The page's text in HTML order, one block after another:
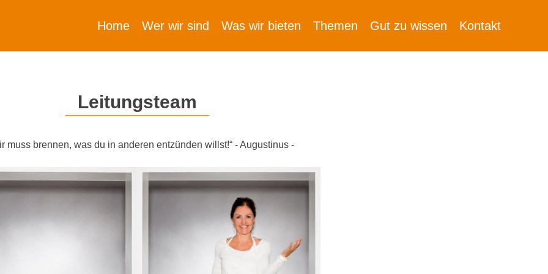
Home Wer wir sind Was wir bieten Themen Gut zu wissen Kontakt
Leitungsteam
muss brennen, was du in anderen entzünden willst!“ - Augustinus -